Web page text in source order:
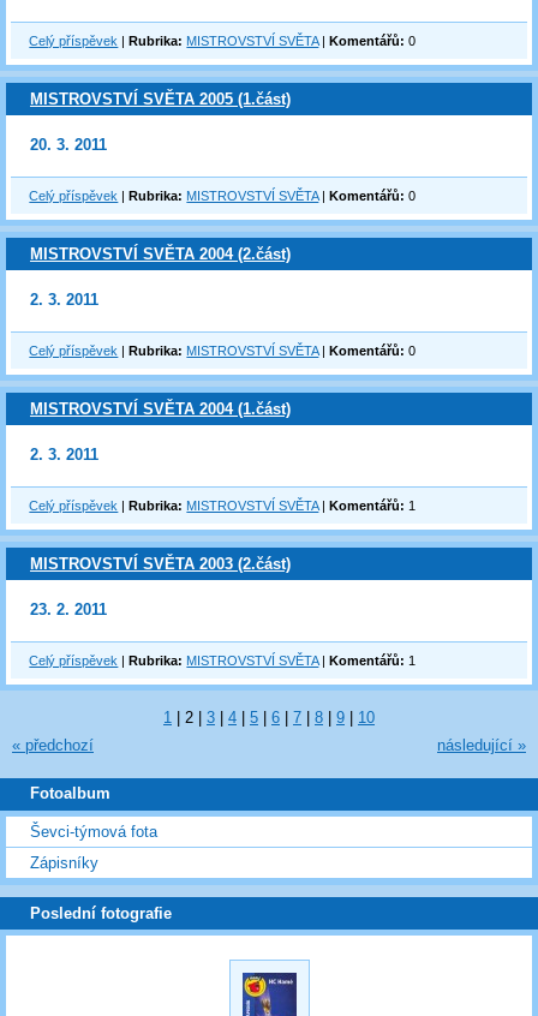
Celý příspěvek |Rubrika: MISTROVSTVÍ SVĚTA |Komentářů: 0
MISTROVSTVÍ SVĚTA 2005 (1.část)
20. 3. 2011
Celý příspěvek |Rubrika: MISTROVSTVÍ SVĚTA |Komentářů: 0
MISTROVSTVÍ SVĚTA 2004 (2.část)
2. 3. 2011
Celý příspěvek |Rubrika: MISTROVSTVÍ SVĚTA |Komentářů: 0
MISTROVSTVÍ SVĚTA 2004 (1.část)
2. 3. 2011
Celý příspěvek |Rubrika: MISTROVSTVÍ SVĚTA |Komentářů: 1
MISTROVSTVÍ SVĚTA 2003 (2.část)
23. 2. 2011
Celý příspěvek |Rubrika: MISTROVSTVÍ SVĚTA |Komentářů: 1
« předchozí
1 2 3 4 5 6 7 8 9
10
následující »
Fotoalbum
Ševci-týmová fota
Zápisníky
Poslední fotografie